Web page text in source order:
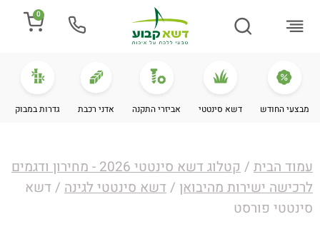
0
מבצעי החודש דשא סינטטי אביזרי התקנה אדני רכבת גדרות במבוק
עמוד הבית /
קטלוג דשא סינטטי 2026 - מחירון ודגמים
לרכישה ישירות מהיבואן /דשא סינטטי לגינה / דשא
סינטטי פורסט